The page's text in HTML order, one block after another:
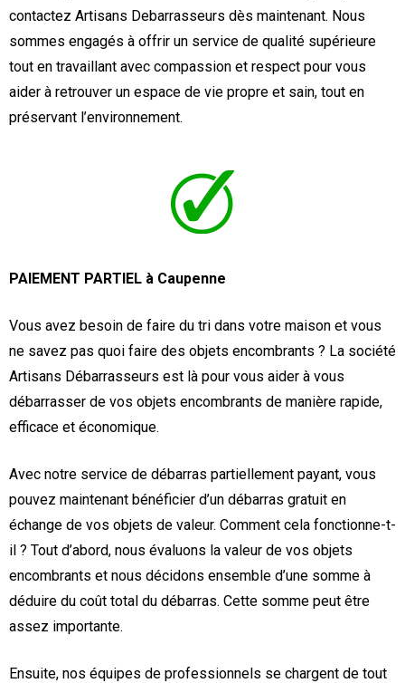
contactez Artisans Debarrasseurs dès maintenant. Nous
sommes engagés à offrir un service de qualité supérieure
tout en travaillant avec compassion et respect pour vous
aider à retrouver un espace de vie propre et sain, tout en
préservant l’environnement.
PAIEMENT PARTIEL à Caupenne
Vous avez besoin de faire du tri dans votre maison et vous
ne savez pas quoi faire des objets encombrants ? La société
Artisans Débarrasseurs est là pour vous aider à vous
débarrasser de vos objets encombrants de manière rapide,
efficace et économique.
Avec notre service de débarras partiellement payant, vous
pouvez maintenant bénéficier d’un débarras gratuit en
échange de vos objets de valeur. Comment cela fonctionne-t-
il ? Tout d’abord, nous évaluons la valeur de vos objets
encombrants et nous décidons ensemble d’une somme à
déduire du coût total du débarras. Cette somme peut être
assez importante.
Ensuite, nos équipes de professionnels se chargent de tout